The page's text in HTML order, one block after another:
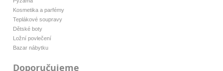
Kosmetika a parfémy
Teplákové soupravy
Dětské boty
Ložní povlečení
Bazar nábytku
Doporučujeme